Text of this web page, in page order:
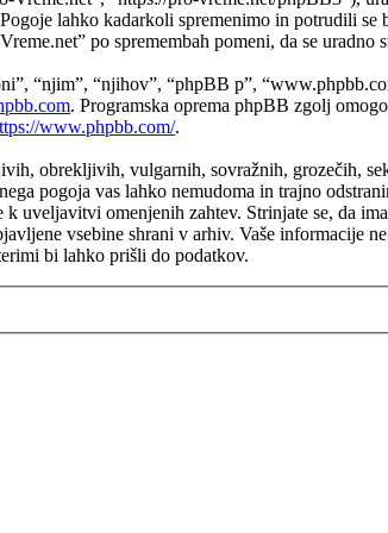
lahko kadarkoli spremenimo in potrudili
po spremembah pomeni, da se
“njim”, “njihov”, “phpBB p”,
. Programska oprema phpBB zgolj
www.phpbb.com/.
obrekljivih, vulgarnih, sovražnih, grozečih,
pogoja vas lahko nemudoma in trajno
uveljavitvi omenjenih zahtev. Strinjate se, da
vsebine shrani v arhiv. Vaše informacije
bi lahko prišli do podatkov.